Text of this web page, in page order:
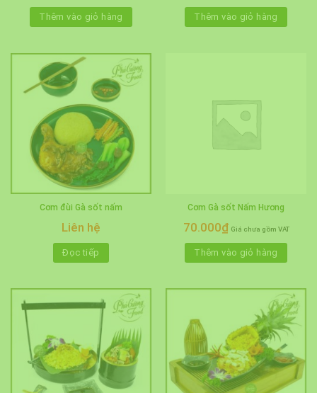
Thêm vào giỏ hàng Thêm vào giỏ hàng
Cơm đùi Gà sốt nấm
Liên hệ
Đọc tiếp
Cơm Gà sốt Nấm Hương
70.000₫ Giá chưa gồm VAT
Thêm vào giỏ hàng